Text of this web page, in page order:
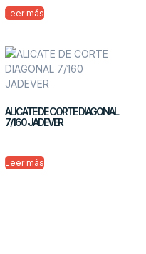
Leer más
ALICATE DE CORTE DIAGONAL
7/160 JADEVER
Leer más